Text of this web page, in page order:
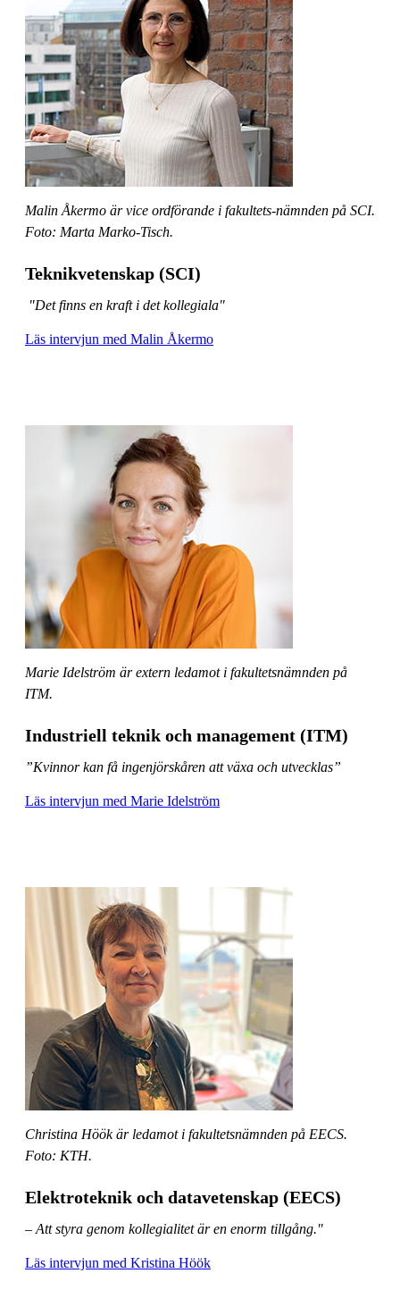
Malin Åkermo är vice ordförande i fakultets-nämnden på SCI.
Foto: Marta Marko-Tisch.
Teknikvetenskap (SCI)
"Det finns en kraft i det kollegiala"
Läs intervjun med Malin Åkermo
Marie Idelström är extern ledamot i fakultetsnämnden på
ITM.
Industriell teknik och management (ITM)
”Kvinnor kan få ingenjörskåren att växa och utvecklas”
Läs intervjun med Marie Idelström
Christina Höök är ledamot i fakultetsnämnden på EECS.
Foto: KTH.
Elektroteknik och datavetenskap (EECS)
– Att styra genom kollegialitet är en enorm tillgång."
Läs intervjun med Kristina Höök